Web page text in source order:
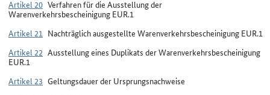
Artikel 20 Verfahren für die Ausstellung der
Warenverkehrsbescheinigung EUR.1
Artikel 21 Nachträglich ausgestellte Warenverkehrsbescheinigung EUR.1
Artikel 22 Ausstellung eines Duplikats der Warenverkehrsbescheinigung
EUR.1
Artikel 23 Geltungsdauer der Ursprungsnachweise